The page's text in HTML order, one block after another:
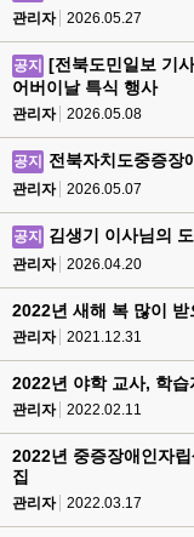
관리자 2026.05.27
공지
[전북도민일보 기
어버이날 특식 행사
관리자 2026.05.08
공지 전북자치도중증장
관리자 2026.05.07
공지 김생기 이사님의
관리자 2026.04.20
2022년 새해 복 많이
관리자 2021.12.31
2022년 야학 교사, 학습
관리자 2022.02.11
2022년 중증장애인자
집
관리자 2022.03.17